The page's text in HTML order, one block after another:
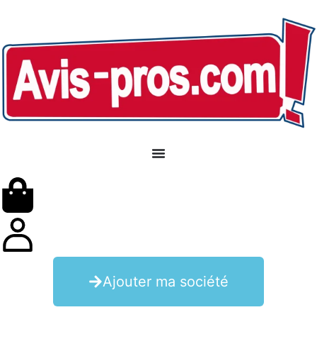
Ajouter ma société